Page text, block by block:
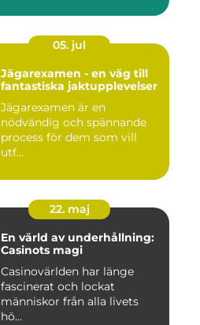
05. jul
Jägarexamen - en väg till
fantastiska jaktupplevelser
Jägarexamen är en
nödvändig och spännande
process för dem som vill
utf...
22. maj
En värld av underhållning:
Casinots magi
Casinovärlden har länge
fascinerat och lockat
människor från alla livets
hö...